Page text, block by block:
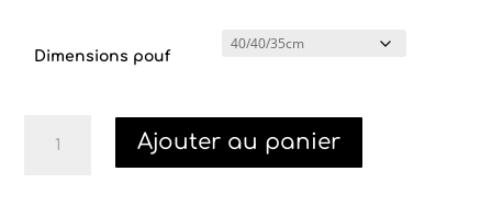
Dimensions pouf
Ajouter au panier